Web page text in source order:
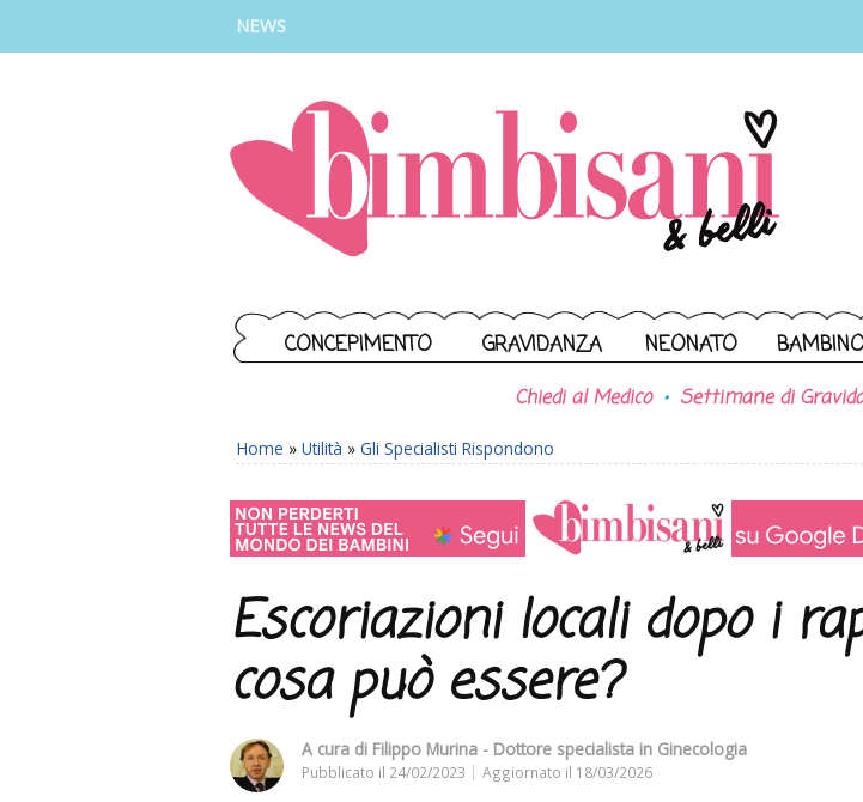
NEWS
CONCEPIMENTO GRAVIDANZA NEONATO
Chiedi al Medico Settimane di
Home » Utilità » Gli Specialisti Rispondono
Escoriazioni locali dopo i
cosa può essere?
A cura di Filippo Murina - Dottore specialista in Ginecologia
Pubblicato il 24/02/2023 Aggiornato il 18/03/2026